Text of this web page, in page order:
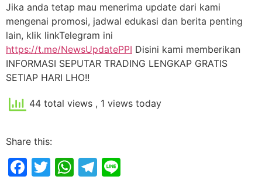
Jika anda tetap mau menerima update dari kami
mengenai promosi, jadwal edukasi dan berita penting
lain, klik linkTelegram ini
https://t.me/NewsUpdatePPI Disini kami memberikan
INFORMASI SEPUTAR TRADING LENGKAP GRATIS
SETIAP HARI LHO!!
44 total views , 1 views today
Share this:
Facebook
Twitter
WhatsApp
Telegram